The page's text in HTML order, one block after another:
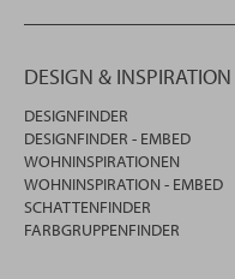
DESIGN & INSPIRATION
DESIGNFINDER
DESIGNFINDER - EMBED
WOHNINSPIRATIONEN
WOHNINSPIRATION - EMBED
SCHATTENFINDER
FARBGRUPPENFINDER